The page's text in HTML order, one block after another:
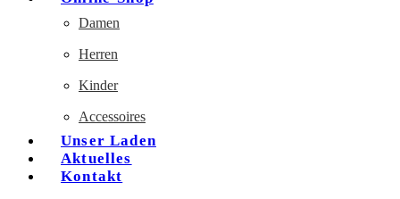
Damen
Herren
Kinder
Accessoires
Unser Laden
Aktuelles
Kontakt